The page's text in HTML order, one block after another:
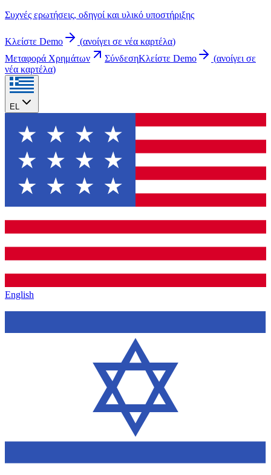
Συχνές ερωτήσεις, οδηγοί και υλικό υποστήριξης
Κλείστε Demo (ανοίγει σε νέα καρτέλα)
Μεταφορά Χρημάτων
ΣύνδεσηΚλείστε Demo (ανοίγει σε
νέα καρτέλα)
EL
English